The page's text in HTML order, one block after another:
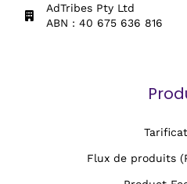
AdTribes Pty Ltd
ABN : 40 675 636 816
Flux de produits